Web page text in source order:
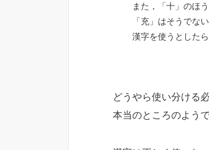
また，「十」のほ
「充」はそうでな
漢字を使うとした
どうやら使い分ける
本当のところのようで